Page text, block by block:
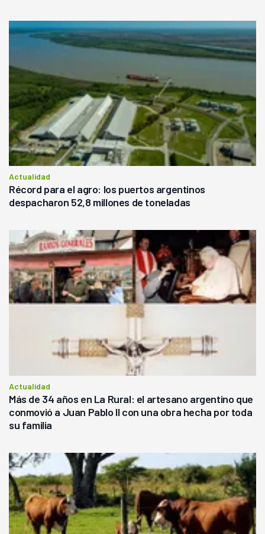
Actualidad
Récord para el agro: los puertos argentinos
despacharon 52,8 millones de toneladas
Actualidad
Más de 34 años en La Rural: el artesano argentino que
conmovió a Juan Pablo II con una obra hecha por toda
su familia